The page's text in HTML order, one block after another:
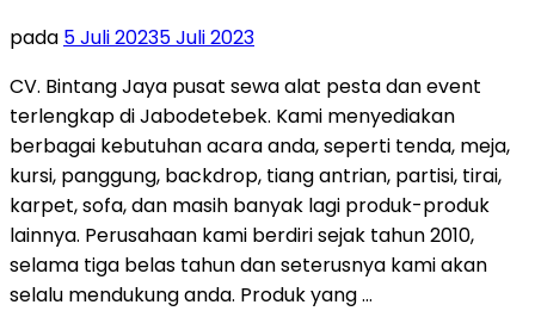
pada 5 Juli 20235 Juli 2023
CV. Bintang Jaya pusat sewa alat pesta dan event
terlengkap di Jabodetebek. Kami menyediakan
berbagai kebutuhan acara anda, seperti tenda, meja,
kursi, panggung, backdrop, tiang antrian, partisi, tirai,
karpet, sofa, dan masih banyak lagi produk-produk
lainnya. Perusahaan kami berdiri sejak tahun 2010,
selama tiga belas tahun dan seterusnya kami akan
selalu mendukung anda. Produk yang …